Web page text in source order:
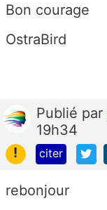
Bon courage
OstraBird
Publié par
19h34
!
citer
rebonjour